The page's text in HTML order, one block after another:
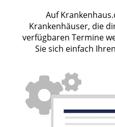
Auf
Krankenhäuser, die
verfügbaren Termine
Sie sich einfach